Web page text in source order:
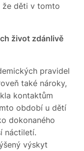
že děti v tomto
život zdánlivě
pravidel
také nároky,
kontaktům
období u dětí
dokonaného
náctiletí.
výskyt